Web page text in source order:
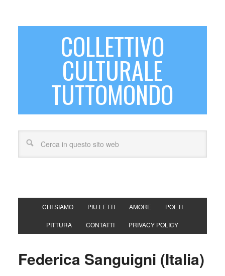
COLLETTIVO
CULTURALE
TUTTOMONDO
CHI SIAMO PIÙ LETTI AMORE POETI
PITTURA CONTATTI PRIVACY POLICY
Federica Sanguigni (Italia)